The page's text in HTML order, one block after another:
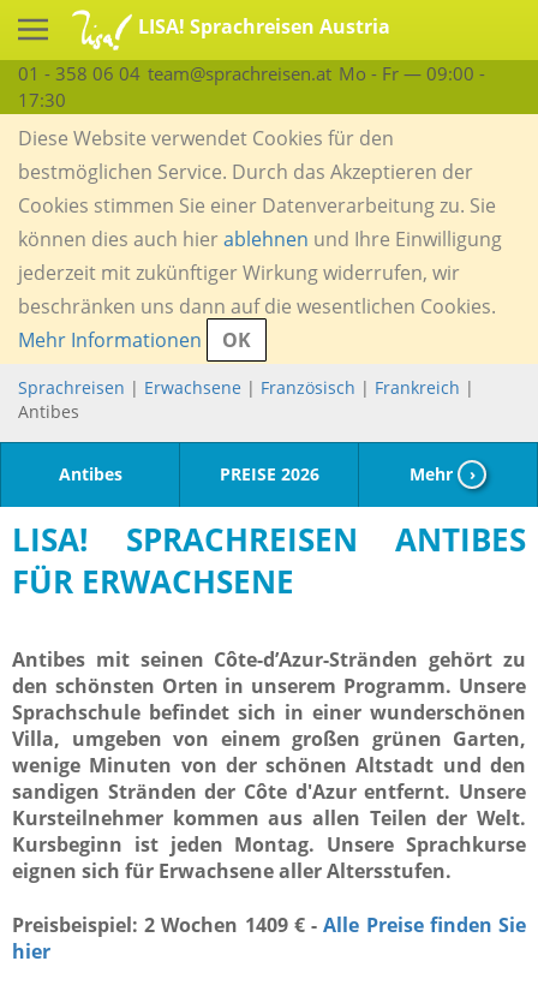
LISA! Sprachreisen Austria
01 - 358 06 04 team@sprachreisen.at Mo - Fr — 09:00 -
17:30
Diese Website verwendet Cookies für den
bestmöglichen Service. Durch das Akzeptieren der
Cookies stimmen Sie einer Datenverarbeitung zu. Sie
können dies auch hierablehnen und Ihre Einwilligung
jederzeit mit zukünftiger Wirkung widerrufen, wir
beschränken uns dann auf die wesentlichen Cookies.
Mehr Informationen
OK
Sprachreisen | Erwachsene | Französisch | Frankreich |
Antibes
Antibes PREISE 2026 Mehr ›
LISA! SPRACHREISEN ANTIBES
FÜR ERWACHSENE
Antibes mit seinen Côte-d’Azur-Stränden gehört zu
den schönsten Orten in unserem Programm. Unsere
Sprachschule befindet sich in einer wunderschönen
Villa, umgeben von einem großen grünen Garten,
wenige Minuten von der schönen Altstadt und den
sandigen Stränden der Côte d'Azur entfernt. Unsere
Kursteilnehmer kommen aus allen Teilen der Welt.
Kursbeginn ist jeden Montag. Unsere Sprachkurse
eignen sich für Erwachsene aller Altersstufen.
Preisbeispiel: 2 Wochen 1409 € -Alle Preise finden Sie
hier